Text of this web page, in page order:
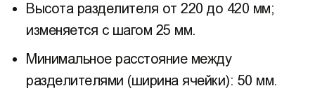
Высота разделителя от 220 до 420 мм;
изменяется с шагом 25 мм.
Минимальное расстояние между
разделителями (ширина ячейки): 50 мм.